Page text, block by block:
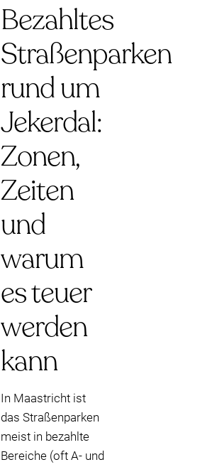
Bezahltes
Straßenparken
rund um
Jekerdal:
Zonen,
Zeiten
und
warum
es teuer
werden
kann
In Maastricht ist
das Straßenparken
meist in bezahlte
Bereiche (oft A- und